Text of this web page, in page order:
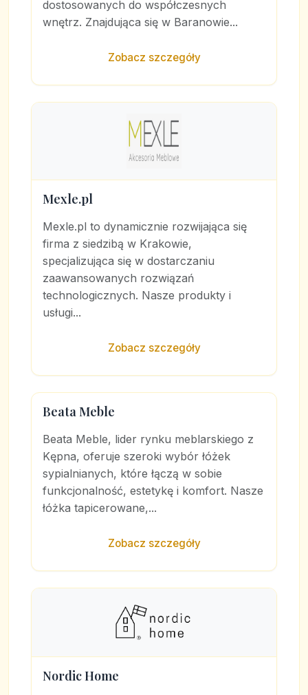
dostosowanych do współczesnych
wnętrz. Znajdująca się w Baranowie...
Zobacz szczegóły
Mexle.pl
Mexle.pl to dynamicznie rozwijająca się
firma z siedzibą w Krakowie,
specjalizująca się w dostarczaniu
zaawansowanych rozwiązań
technologicznych. Nasze produkty i
usługi...
Zobacz szczegóły
Beata Meble
Beata Meble, lider rynku meblarskiego z
Kępna, oferuje szeroki wybór łóżek
sypialnianych, które łączą w sobie
funkcjonalność, estetykę i komfort. Nasze
łóżka tapicerowane,...
Zobacz szczegóły
Nordic Home